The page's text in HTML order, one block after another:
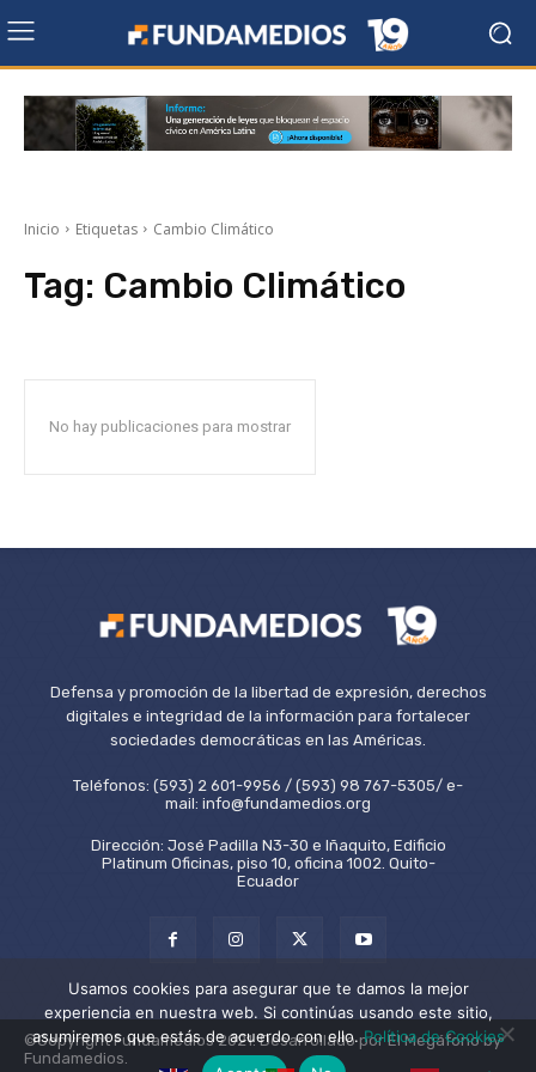
Inicio Etiquetas Cambio Climático
Tag: Cambio Climático
No hay publicaciones para mostrar
Defensa y promoción de la libertad de expresión, derechos
digitales e integridad de la información para fortalecer
sociedades democráticas en las Américas.
Teléfonos: (593) 2 601-9956 / (593) 98 767-5305/ e-
mail: info@fundamedios.org
Dirección: José Padilla N3-30 e Iñaquito, Edificio
Platinum Oficinas, piso 10, oficina 1002. Quito-
Ecuador
©Copyright Fundamedios 2021. Desarrollado por El Megáfono by
Fundamedios.
Usamos cookies para asegurar que te damos la mejor
experiencia en nuestra web. Si continúas usando este sitio,
asumiremos que estás de acuerdo con ello.Política de Cookies